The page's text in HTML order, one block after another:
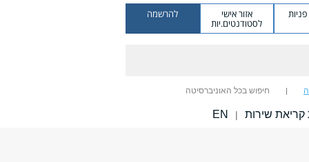
אזור אישי
לסטודנטים.יות
להרשמה
חיפוש בכל האוניברסיטה
שירות |
EN